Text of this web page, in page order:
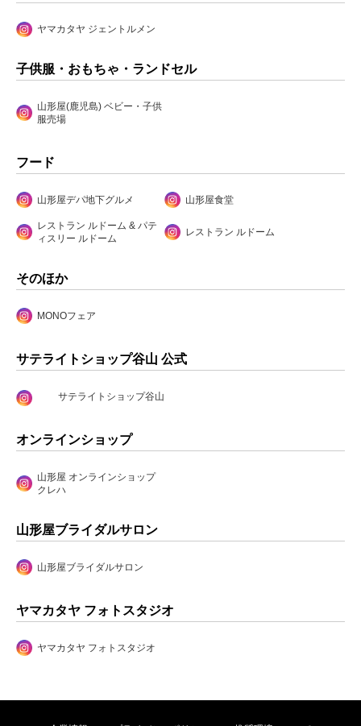
ヤマカタヤ ジェントルメン
子供服・おもちゃ・ランドセル
山形屋(鹿児島) ベビー・子供
服売場
フード
山形屋デパ地下グルメ 山形屋食堂
レストラン ルドーム & パテ
ィスリー ルドーム
レストラン ルドーム
そのほか
MONOフェア
サテライトショップ谷山 公式
サテライトショップ谷山
オンラインショップ
山形屋 オンラインショップ
クレハ
山形屋ブライダルサロン
山形屋ブライダルサロン
ヤマカタヤ フォトスタジオ
ヤマカタヤ フォトスタジオ